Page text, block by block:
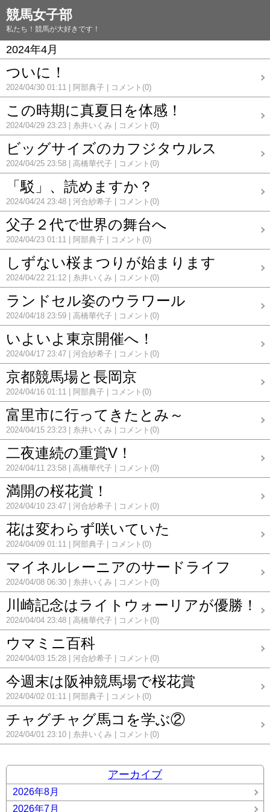
競馬女子部
私たち！競馬が大好きです！
2024年4月
ついに！
2024/04/30 01:11 阿部典子 コメント(0)
この時期に真夏日を体感！
2024/04/29 23:23 糸井いくみ コメント(0)
ビッグサイズのカフジタウルス
2024/04/25 23:58 高橋華代子 コメント(0)
「駁」、読めますか？
2024/04/24 23:48 河合紗希子 コメント(0)
父子２代で世界の舞台へ
2024/04/23 01:11 阿部典子 コメント(0)
しずない桜まつりが始まります
2024/04/22 21:12 糸井いくみ コメント(0)
ランドセル姿のウラワール
2024/04/18 23:59 高橋華代子 コメント(0)
いよいよ東京開催へ！
2024/04/17 23:47 河合紗希子 コメント(0)
京都競馬場と長岡京
2024/04/16 01:11 阿部典子 コメント(0)
富里市に行ってきたとみ～
2024/04/15 23:23 糸井いくみ コメント(0)
二夜連続の重賞V！
2024/04/11 23:58 高橋華代子 コメント(0)
満開の桜花賞！
2024/04/10 23:47 河合紗希子 コメント(0)
花は変わらず咲いていた
2024/04/09 01:11 阿部典子 コメント(0)
マイネルレーニアのサードライフ
2024/04/08 06:30 糸井いくみ コメント(0)
川崎記念はライトウォーリアが優勝！
2024/04/04 23:48 高橋華代子 コメント(0)
ウマミニ百科
2024/04/03 15:28 河合紗希子 コメント(0)
今週末は阪神競馬場で桜花賞
2024/04/02 01:11 阿部典子 コメント(0)
チャグチャグ馬コを学ぶ②
2024/04/01 23:10 糸井いくみ コメント(0)
アーカイブ
2026年8月
2026年7月